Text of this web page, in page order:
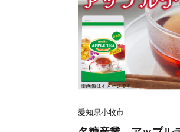
愛知県小牧市